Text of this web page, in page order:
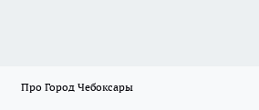
Про Город Чебоксары